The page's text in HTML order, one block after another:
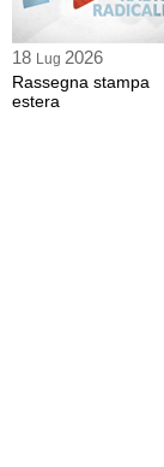
18 Lug 2026
Rassegna stampa
estera